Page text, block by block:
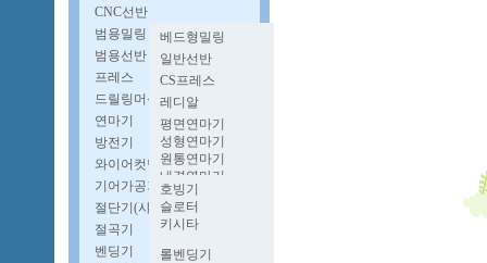
베드형밀링
복합밀링
A타입밀링
멍텅구리밀링
양두밀링
호리젠탈밀링
일반선반
오방구선반
벤치레스
프로콘
단능반
CS프레스
파워프레스
유압프레스
다이스포팅기
너클프레스
펨프레스
고속프레스
레디알
업라이트
자동탭핑기
보루방
CNC다축드릴
자동드릴기
평면연마기
성형연마기
원통연마기
내경연마기
로타리연마기
공구연마기
CNC원통연마기
CNC내경연마기
호빙기
슬로터
키시타
롤벤딩기
CNC선반
범용밀링
범용선반
프레스
드릴링머신
연마기
방전기
와이어컷팅기
기어가공기
절단기(샤링기)
절곡기
벤딩기